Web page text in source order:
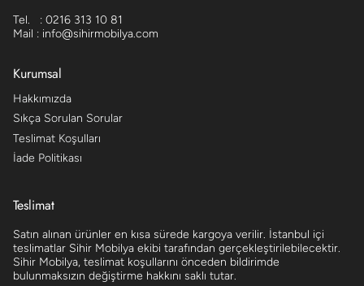
Tel. : 0216 313 10 81
Mail : info@sihirmobilya.com
Kurumsal
Hakkımızda
Sıkça Sorulan Sorular
Teslimat Koşulları
İade Politikası
Teslimat
Satın alınan ürünler en kısa sürede kargoya verilir. İstanbul içi
teslimatlar Sihir Mobilya ekibi tarafından gerçekleştirilebilecektir.
Sihir Mobilya, teslimat koşullarını önceden bildirimde
bulunmaksızın değiştirme hakkını saklı tutar.